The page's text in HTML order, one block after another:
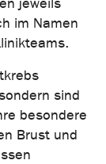
jeweils
im Namen
sind
besondere
Brust und